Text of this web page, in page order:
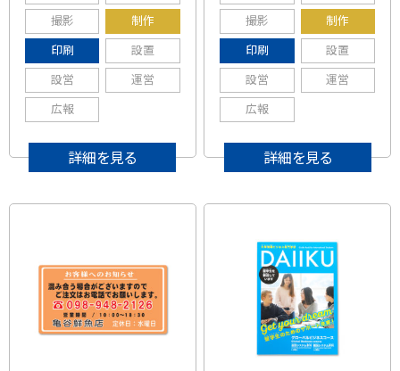
撮影
制作
印刷
設置
設営
運営
広報
詳細を見る
撮影
制作
印刷
設置
設営
運営
広報
詳細を見る